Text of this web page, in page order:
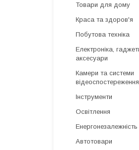
Товари для дому
Краса та здоров'я
Побутова техніка
Електроніка,
аксесуари
Камери та системи
відеоспостереження
Інструменти
Освітлення
Енергонезалежність
Автотовари